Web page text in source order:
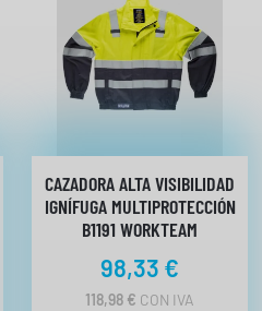
s
d
e
:
D
E
S
3
,
0
0
€
H
A
CAZADORA ALTA VISIBILIDAD
IGNÍFUGA MULTIPROTECCIÓN
B1191 WORKTEAM
98,33 €
118,98 € CON IVA